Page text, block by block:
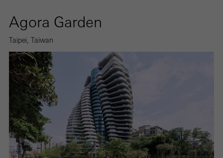
Agora Garden
Taipei, Taiwan